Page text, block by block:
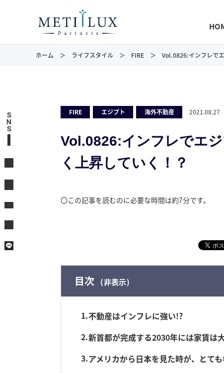
ホーム ライフスタイル FIRE Vol.0826:インフレで
FIRE エジプト 海外不動産 2021.08.27
Vol.0826:インフレでエ
く上昇していく！？
〇この記事を読むのに必要な時間は約7分です。
目次 非表示
1 不動産はインフレに強い!?
2 新首都が完成する2030年には家賃は
3 アメリカから日本を見た時が、とて
S
N
S